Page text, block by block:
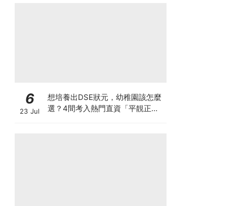
6
23 Jul
想培養出DSE狀元，幼稚園該怎麼
選？4間考入熱門直資「平靚正」